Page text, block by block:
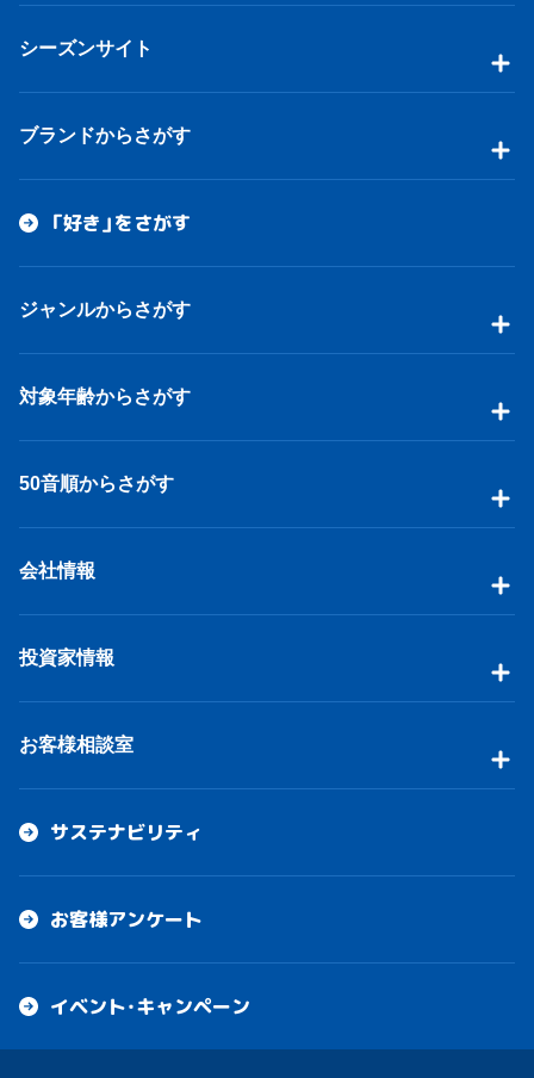
シーズンサイト
ブランドからさがす
「好き」をさがす
ジャンルからさがす
対象年齢からさがす
50音順からさがす
会社情報
投資家情報
お客様相談室
サステナビリティ
お客様アンケート
イベント・キャンペーン